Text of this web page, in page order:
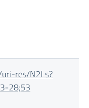
res/N2Ls?
28;53